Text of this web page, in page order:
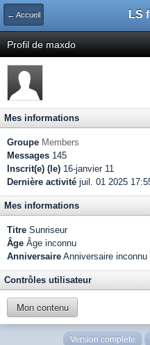
← Accueil LS
Profil de maxdo
Mes informations
Groupe Members
Messages 145
Inscrit(e) (le) 16-janvier 11
Dernière activité juil. 01 2025
Mes informations
Titre Sunriseur
Âge Âge inconnu
Anniversaire Anniversaire inconnu
Contrôles utilisateur
Mon contenu
Version complète